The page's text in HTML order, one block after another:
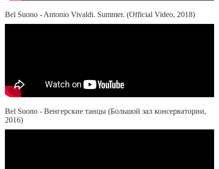
Bel Suono - Antonio Vivaldi. Summer. (Official Video, 2018)
Bel Suono - Венгерские танцы (Большой зал консерватории,
2016)